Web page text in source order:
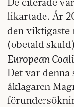
likartade. År
den viktigaste
(obetald
European
Det var denna
åklagaren